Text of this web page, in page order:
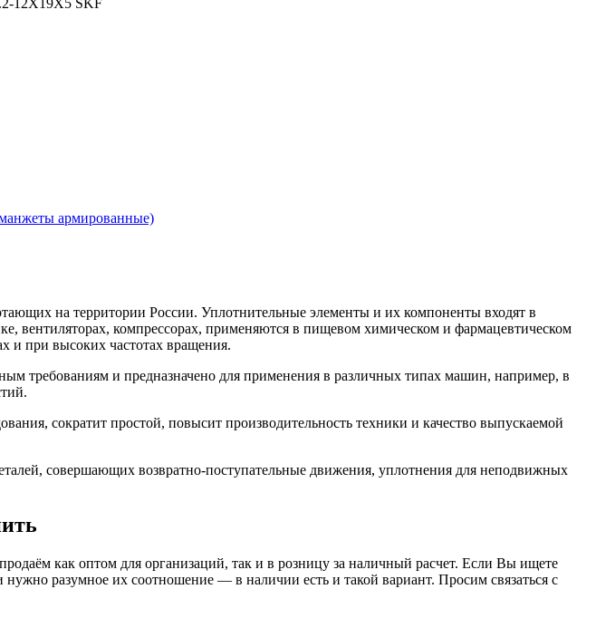
12X19X5 SKF
армированные)
на территории России. Уплотнительные элементы и их компоненты входят в
вентиляторах, компрессорах, применяются в пищевом химическом и фармацевтическом
и при высоких частотах вращения.
требованиям и предназначено для применения в различных типах машин, например, в
сократит простой, повысит производительность техники и качество выпускаемой
совершающих возвратно-поступательные движения, уплотнения для неподвижных
как оптом для организаций, так и в розницу за наличный расчет. Если Вы ищете
разумное их соотношение — в наличии есть и такой вариант. Просим связаться с